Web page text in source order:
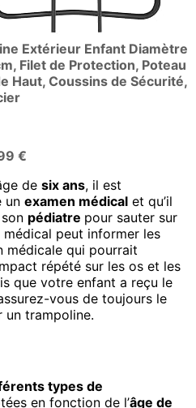
Extérieur Enfant Diamètre
Filet de Protection, Poteau
Haut, Coussins de Sécurité,
€
de six ans, il est
un examen médical et qu’il
pédiatre pour sauter sur
peut informer les
médicale qui pourrait
répété sur les os et les
que votre enfant a reçu le
vous de toujours le
un trampoline.
types de
en fonction de l’âge de